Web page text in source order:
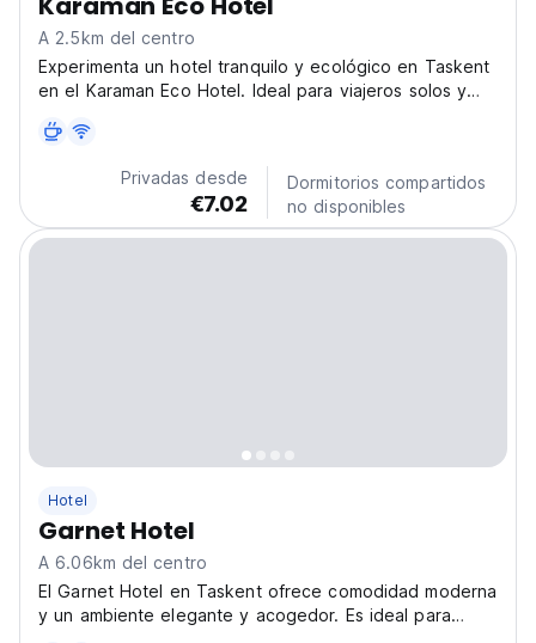
A 2.5km del centro
Experimenta un hotel tranquilo y ecológico en Taskent
en el Karaman Eco Hotel. Ideal para viajeros solos y
comodidad y espacios verdes para una escapada
relajante de la ciudad. (Auto-translated from original
Privadas desde
€7.02
Dormitorios compartidos
no disponibles
Hotel
Garnet Hotel
A 6.06km del centro
El Garnet Hotel en Taskent ofrece comodidad moderna
y un ambiente elegante y acogedor. Es ideal para